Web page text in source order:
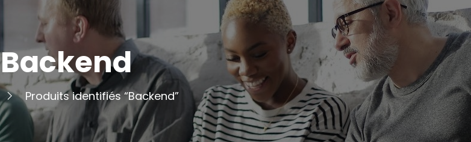
Backend
Produits identifiés “Backend”